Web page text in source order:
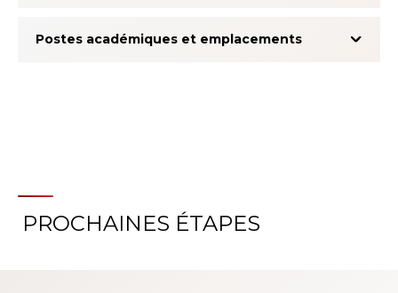
Postes académiques et emplacements
À propos du système
PROCHAINES ÉTAPES